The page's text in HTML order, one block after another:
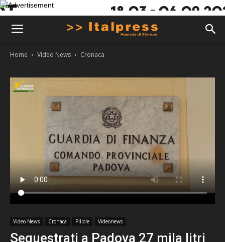
Home Video News Cronaca
Video News Cronaca Pillole Videonews
Sequestrati a Padova 27 mila litri